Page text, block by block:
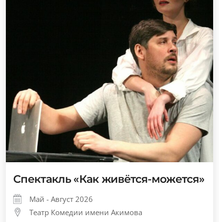
Спектакль «Как живётся-можется»
Май - Август 2026
Театр Комедии имени Акимова